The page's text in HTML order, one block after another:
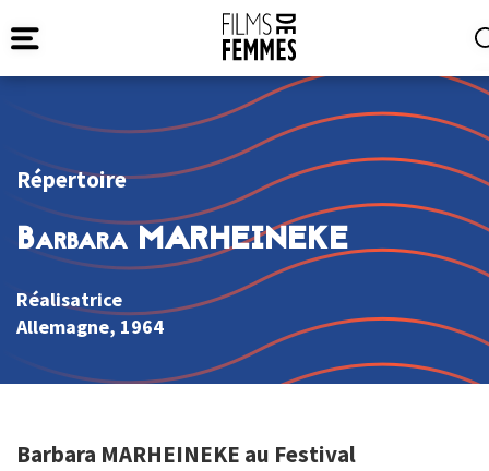
Répertoire
Barbara MARHEINEKE
Réalisatrice
Allemagne, 1964
Barbara MARHEINEKE au Festival